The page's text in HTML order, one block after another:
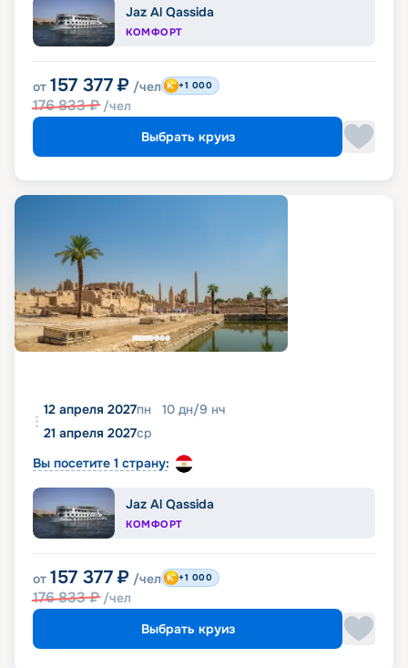
Jaz Al Qassida
КОМФОРТ
от 157 377 ₽ /чел
176 833₽ /чел
+1 000
Выбрать круиз
12 апреля 2027пн 10 дн/9 нч
21 апреля 2027ср
Вы посетите 1 страну:
Jaz Al Qassida
КОМФОРТ
от 157 377 ₽ /чел
176 833₽ /чел
+1 000
Выбрать круиз